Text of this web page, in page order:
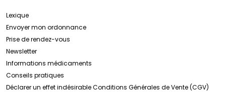
Lexique
Envoyer mon ordonnance
Prise de rendez-vous
Newsletter
Informations médicaments
Conseils pratiques
Déclarer un effet indésirableConditions Générales de Vente (CGV)